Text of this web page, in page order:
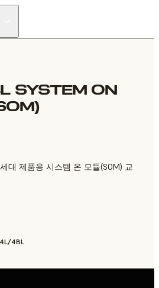
SYSTEM ON
대 제품용 시스템 온 모듈(SOM) 교
4BL